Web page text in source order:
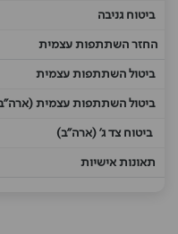
ביטוח גניבה
החזר השתתפות עצמית
ביטול השתתפות עצמית
ביטול השתתפות עצמית
ביטוח צד ג' (ארה"ב)
תאונות אישיות